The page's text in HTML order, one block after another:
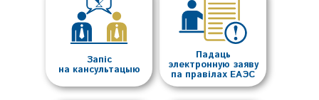
Запіс
на кансультацыю
Падаць
электронную заяву
па правілах ЕАЭС